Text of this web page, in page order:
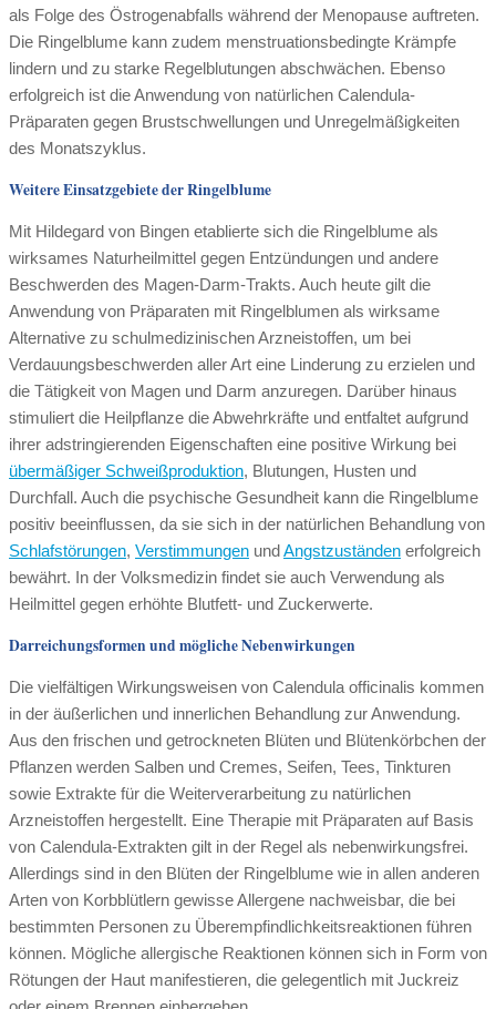
als Folge des Östrogenabfalls während der Menopause auftreten.
Die Ringelblume kann zudem menstruationsbedingte Krämpfe
lindern und zu starke Regelblutungen abschwächen. Ebenso
erfolgreich ist die Anwendung von natürlichen Calendula-
Präparaten gegen Brustschwellungen und Unregelmäßigkeiten
des Monatszyklus.
Weitere Einsatzgebiete der Ringelblume
Mit Hildegard von Bingen etablierte sich die Ringelblume als
wirksames Naturheilmittel gegen Entzündungen und andere
Beschwerden des Magen-Darm-Trakts. Auch heute gilt die
Anwendung von Präparaten mit Ringelblumen als wirksame
Alternative zu schulmedizinischen Arzneistoffen, um bei
Verdauungsbeschwerden aller Art eine Linderung zu erzielen und
die Tätigkeit von Magen und Darm anzuregen. Darüber hinaus
stimuliert die Heilpflanze die Abwehrkräfte und entfaltet aufgrund
ihrer adstringierenden Eigenschaften eine positive Wirkung bei
übermäßiger Schweißproduktion, Blutungen, Husten und
Durchfall. Auch die psychische Gesundheit kann die Ringelblume
positiv beeinflussen, da sie sich in der natürlichen Behandlung von
Schlafstörungen, Verstimmungen undAngstzuständen erfolgreich
bewährt. In der Volksmedizin findet sie auch Verwendung als
Heilmittel gegen erhöhte Blutfett- und Zuckerwerte.
Darreichungsformen und mögliche Nebenwirkungen
Die vielfältigen Wirkungsweisen von Calendula officinalis kommen
in der äußerlichen und innerlichen Behandlung zur Anwendung.
Aus den frischen und getrockneten Blüten und Blütenkörbchen der
Pflanzen werden Salben und Cremes, Seifen, Tees, Tinkturen
sowie Extrakte für die Weiterverarbeitung zu natürlichen
Arzneistoffen hergestellt. Eine Therapie mit Präparaten auf Basis
von Calendula-Extrakten gilt in der Regel als nebenwirkungsfrei.
Allerdings sind in den Blüten der Ringelblume wie in allen anderen
Arten von Korbblütlern gewisse Allergene nachweisbar, die bei
bestimmten Personen zu Überempfindlichkeitsreaktionen führen
können. Mögliche allergische Reaktionen können sich in Form von
Rötungen der Haut manifestieren, die gelegentlich mit Juckreiz